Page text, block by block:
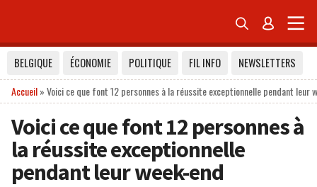
 
BELGIQUE ÉCONOMIE POLITIQUE FIL INFO
NEWSLETTERS
Accueil»Voici ce que font 12 personnes à la réussite exceptionnelle pendant leur
Voici ce que font 12 personnes à
la réussite exceptionnelle
pendant leur week-end